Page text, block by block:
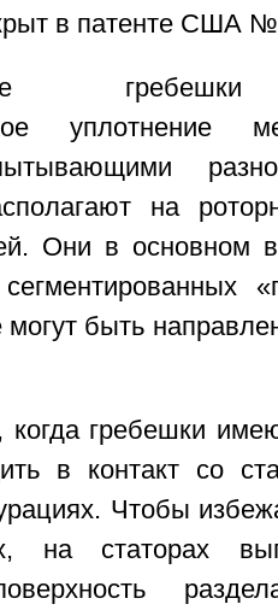
в патенте США
гребешки
уплотнение
на
Они в основном
быть
когда гребешки
в контакт со
Чтобы
на статорах